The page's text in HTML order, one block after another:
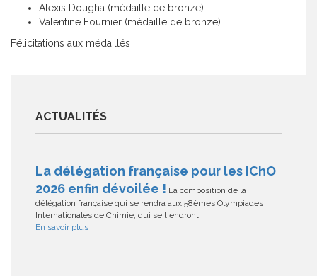
Alexis Dougha (médaille de bronze)
Valentine Fournier (médaille de bronze)
Félicitations aux médaillés !
ACTUALITÉS
La délégation française pour les IChO
2026 enfin dévoilée ! La composition de la
délégation française qui se rendra aux 58èmes Olympiades
Internationales de Chimie, qui se tiendront
En savoir plus